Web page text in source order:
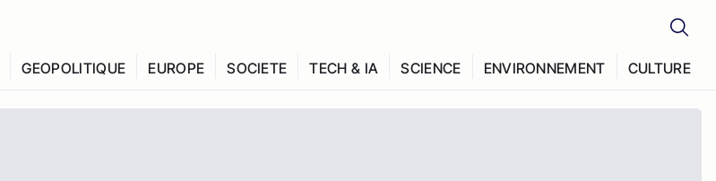
GEOPOLITIQUE EUROPE SOCIETE TECH & IA SCIENCE ENVIRONNEMENT CULTURE